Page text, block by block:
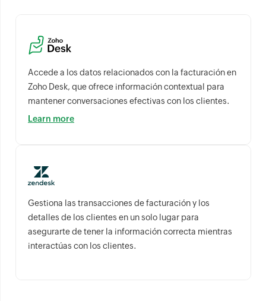
Accede a los datos relacionados con la facturación en
Zoho Desk, que ofrece información contextual para
mantener conversaciones efectivas con los clientes.
Learn more
Gestiona las transacciones de facturación y los
detalles de los clientes en un solo lugar para
asegurarte de tener la información correcta mientras
interactúas con los clientes.